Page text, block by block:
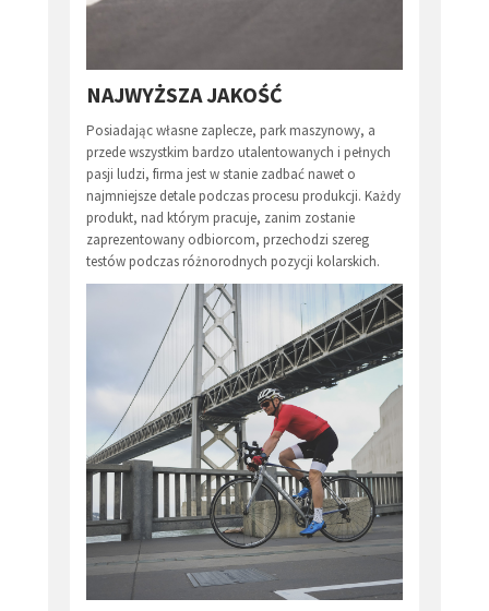
NAJWYŻSZA JAKOŚĆ
Posiadając własne zaplecze, park maszynowy, a
przede wszystkim bardzo utalentowanych i pełnych
pasji ludzi, firma jest w stanie zadbać nawet o
najmniejsze detale podczas procesu produkcji. Każdy
produkt, nad którym pracuje, zanim zostanie
zaprezentowany odbiorcom, przechodzi szereg
testów podczas różnorodnych pozycji kolarskich.